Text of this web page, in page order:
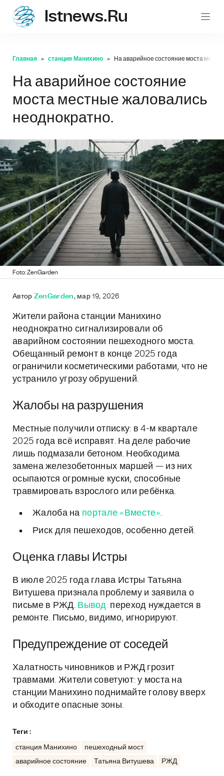
Istnews.ru
Главная станция Манихино На аварийное состояние моста
На аварийное состояние
моста местные жаловались
неоднократно.
Foto: ZenGarden
Автор ZenGarden , мар 19, 2026
Жители района станции Манихино
неоднократно сигнализировали об
аварийном состоянии пешеходного моста.
Обещанный ремонт в конце 2025 года
ограничили косметическими работами, что не
устранило угрозу обрушений.
Жалобы на разрушения
Местные получили отписку: в 4-м квартале
2025 года всё исправят. На деле рабочие
лишь подмазали бетоном. Необходима
замена железобетонных маршей — из них
осыпаются огромные куски, способные
травмировать взрослого или ребёнка.
Жалоба на портале «Вместе».
Риск для пешеходов, особенно детей.
Оценка главы Истры
В июле 2025 года глава Истры Татьяна
Витушева признала проблему и заявила о
письме в РЖД. Вывод: переход нуждается в
ремонте. Письмо, видимо, игнорируют.
Предупреждение от соседей
Халатность чиновников и РЖД грозит
травмами. Жители советуют: у моста на
станции Манихино поднимайте голову вверх
и обходите опасные зоны.
Теги :
станция Манихино
пешеходный мост
аварийное состояние
Татьяна Витушева РЖД